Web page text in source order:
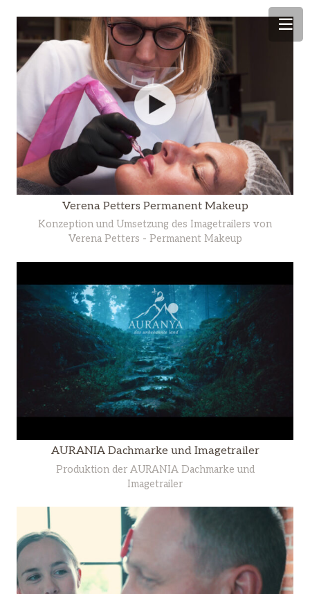
Verena Petters Permanent Makeup
Konzeption und Umsetzung des Imagetrailers von
Verena Petters - Permanent Makeup
AURANIA Dachmarke und Imagetrailer
Produktion der AURANIA Dachmarke und
Imagetrailer